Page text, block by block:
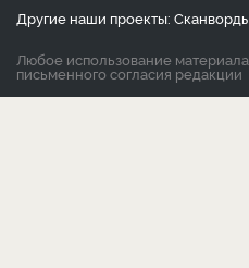
Другие наши проекты:
Любое использование
письменного согласия редакции